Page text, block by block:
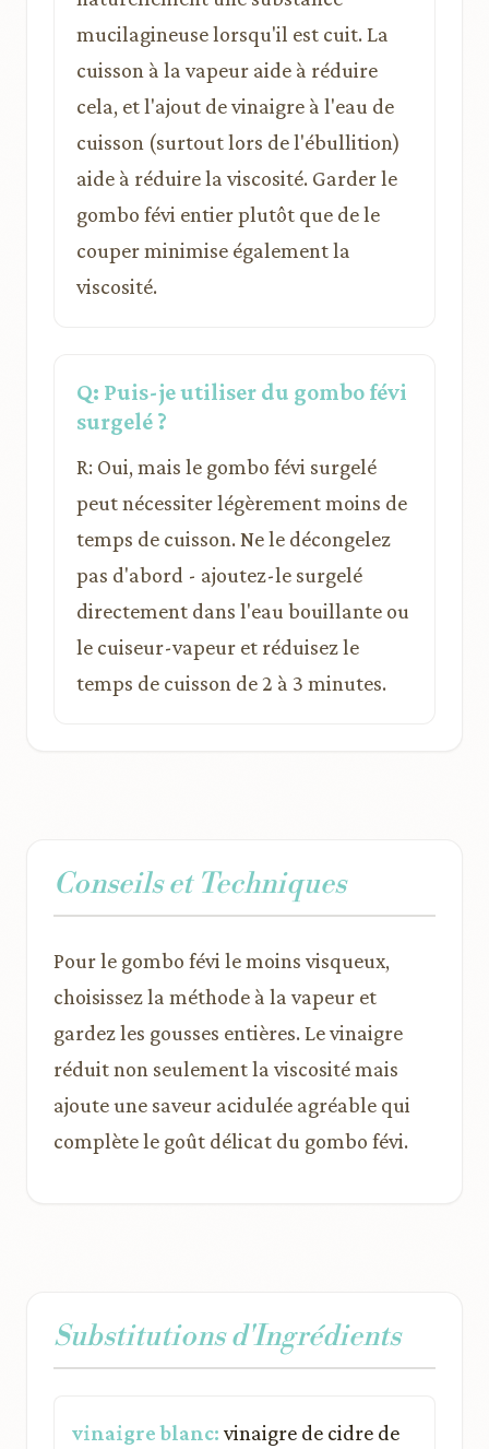
mucilagineuse lorsqu'il est cuit. La
cuisson à la vapeur aide à réduire
cela, et l'ajout de vinaigre à l'eau de
cuisson (surtout lors de l'ébullition)
aide à réduire la viscosité. Garder le
gombo févi entier plutôt que de le
couper minimise également la
viscosité.
Q: Puis-je utiliser du gombo févi
surgelé ?
R: Oui, mais le gombo févi surgelé
peut nécessiter légèrement moins de
temps de cuisson. Ne le décongelez
pas d'abord - ajoutez-le surgelé
directement dans l'eau bouillante ou
le cuiseur-vapeur et réduisez le
temps de cuisson de 2 à 3 minutes.
Conseils et Techniques
Pour le gombo févi le moins visqueux,
choisissez la méthode à la vapeur et
gardez les gousses entières. Le vinaigre
réduit non seulement la viscosité mais
ajoute une saveur acidulée agréable qui
complète le goût délicat du gombo févi.
Substitutions d'Ingrédients
vinaigre blanc: vinaigre de cidre de